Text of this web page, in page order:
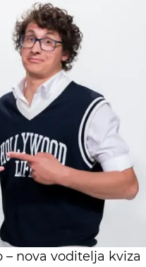
nova voditelja kviza